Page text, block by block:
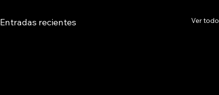
Entradas recientes Ver todo